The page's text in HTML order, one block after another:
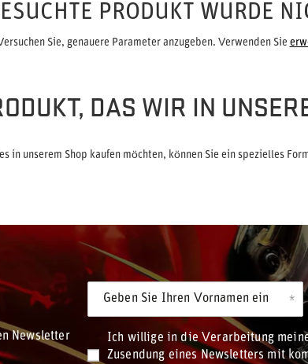
PRODUKT WURDE
Sie, genauere Parameter anzugeben. Verwenden Sie
DAS WIR IN
in unserem Shop kaufen möchten, können Sie ein spezielles
Newsletter
Geben Sie Ihren Vornamen ein
Ich willige in die Verarbeitung
Zusendung eines Newsletters mit